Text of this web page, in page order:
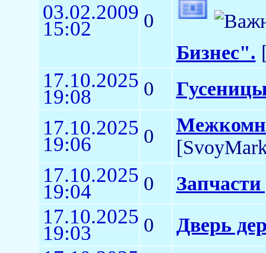
03.02.2009
15:02
0
Бизнес".
17.10.2025
19:08 0
17.10.2025
19:06 0
17.10.2025
19:04 0 Запчасти
17.10.2025
19:03 0 Дверь